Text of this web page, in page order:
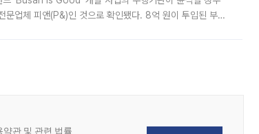
문업체 피앤(P&)인 것으로 확인됐다. 8억 원이 투입된 부산